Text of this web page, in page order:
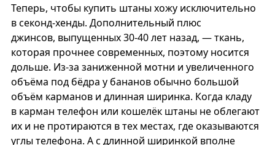
Теперь, чтобы купить штаны хожу исключительно
в секонд-хенды. Дополнительный плюс
джинсов, выпущенных 30-40 лет назад, — ткань,
которая прочнее современных, поэтому носится
дольше. Из-за заниженной мотни и увеличенного
объёма под бёдра у бананов обычно большой
объём карманов и длинная ширинка. Когда кладу
в карман телефон или кошелёк штаны не облегают
их и не протираются в тех местах, где оказываются
углы телефона. А с длинной ширинкой вполне